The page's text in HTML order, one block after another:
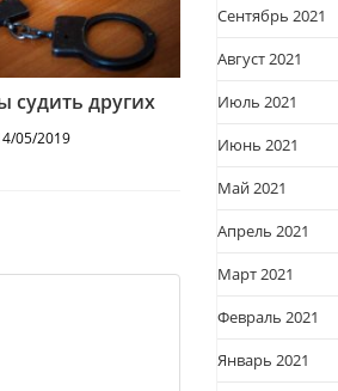
судить других
05/2019
Сентябрь 2021
Август 2021
Июль 2021
Июнь 2021
Май 2021
Апрель 2021
Март 2021
Февраль 2021
Январь 2021